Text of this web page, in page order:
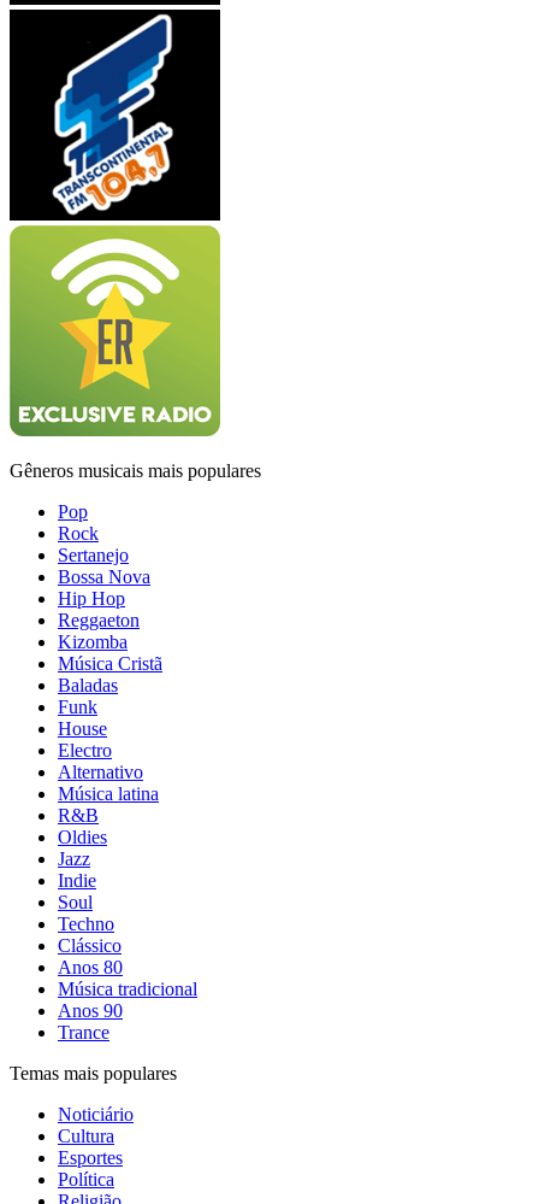
Gêneros musicais mais populares
Pop
Rock
Sertanejo
Bossa Nova
Hip Hop
Reggaeton
Kizomba
Música Cristã
Baladas
Funk
House
Electro
Alternativo
Música latina
R&B
Oldies
Jazz
Indie
Soul
Techno
Clássico
Anos 80
Música tradicional
Anos 90
Trance
Temas mais populares
Noticiário
Cultura
Esportes
Política